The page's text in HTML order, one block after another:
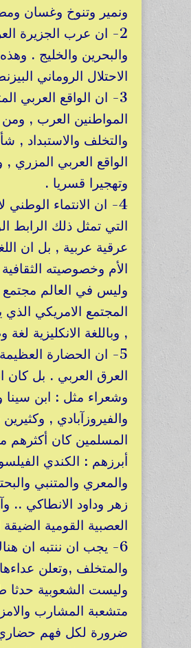
ونمير وتنوخ وغسان
2- ان عرب الجزيرة
والبحرين والخليج .
الاحتلال الروماني
3- ان الواقع العربي
المواطنين العرب ,
والتخلف والاستبداد ,
الواقع العربي المزري
وتهجيرا قسريا .
4- ان الانتماء الوطني
التي تمثل ذلك الرابط
عرقية عربية , بل ان
الأم وخصوصيته
وليس في العالم مجتمع
المجتمع الامريكي
, وباللغة الانكليزية لغة
5- ان الحضارة
العرق العربي . بل كان
وشعراء مثل : ابن سينا
والفيروزآبادي ,
المسلمين كان أكثرهم
أبرزهم : الكندي
والمعري والمتنبي
زهر وداود اﻻنطاكي ..
العصبية القومية
6- يجب ان ننتبه ان
والمتخلف ,وتعلن
وليست الشعوبية حدثا
متشعبة المشارب
ضرورة لكل فهم حضاري